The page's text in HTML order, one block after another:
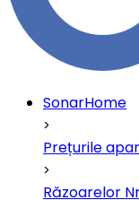
SonarHome
Prețurile
Răzoarelor